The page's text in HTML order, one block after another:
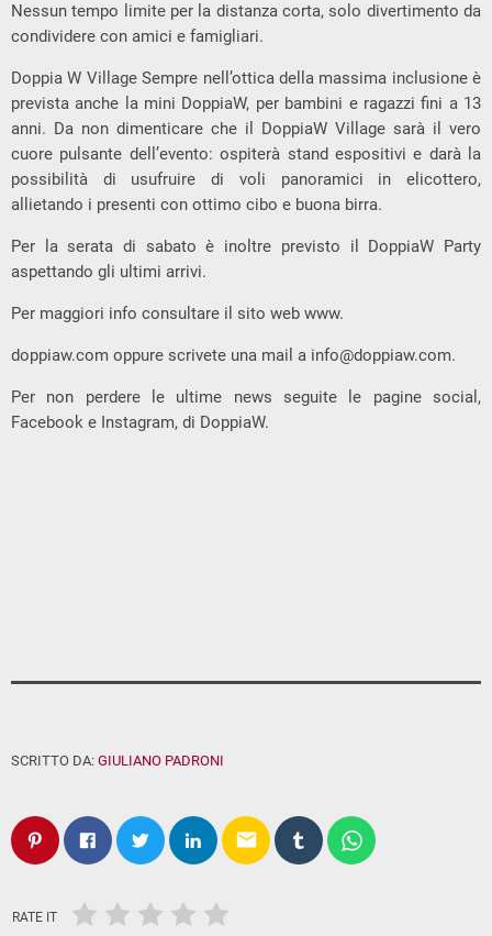
Nessun tempo limite per la distanza corta, solo divertimento da
condividere con amici e famigliari.
Doppia W Village Sempre nell’ottica della massima inclusione è
prevista anche la mini DoppiaW, per bambini e ragazzi fini a 13
anni. Da non dimenticare che il DoppiaW Village sarà il vero
cuore pulsante dell’evento: ospiterà stand espositivi e darà la
possibilità di usufruire di voli panoramici in elicottero,
allietando i presenti con ottimo cibo e buona birra.
Per la serata di sabato è inoltre previsto il DoppiaW Party
aspettando gli ultimi arrivi.
Per maggiori info consultare il sito web www.
doppiaw.com oppure scrivete una mail a info@doppiaw.com.
Per non perdere le ultime news seguite le pagine social,
Facebook e Instagram, di DoppiaW.
SCRITTO DA: GIULIANO PADRONI
email
RATE IT